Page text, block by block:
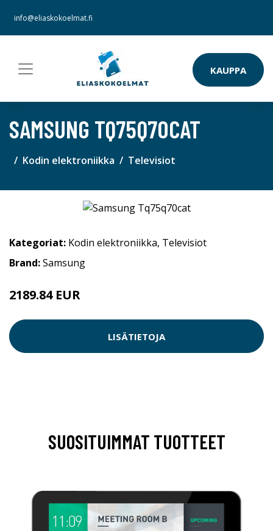
info@eliaskokoelmat.fi
KAUPPA
SAMSUNG TQ75Q70CAT
Kodin elektroniikka Televisiot
Kategoriat: Kodin elektroniikka, Televisiot
Brand:Samsung
2189.84 EUR
LISÄTIETOJA
SUOSITUIMMAT TUOTTEET